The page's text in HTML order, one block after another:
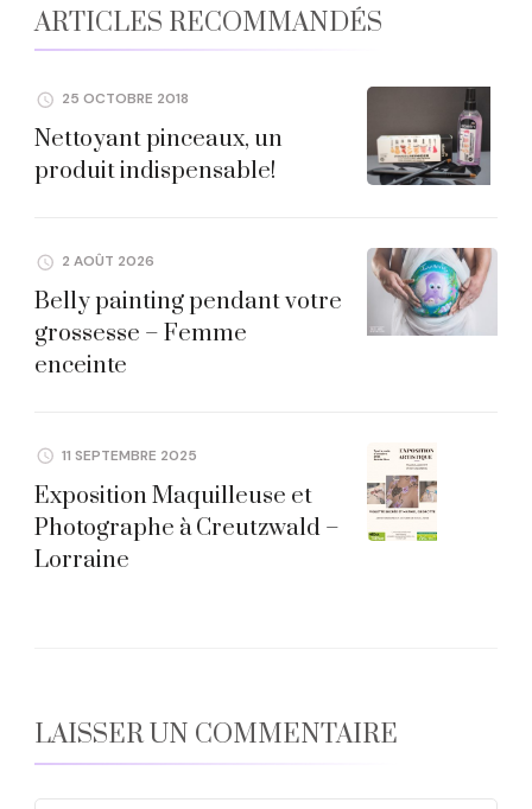
ARTICLES RECOMMANDÉS
25 OCTOBRE 2018
Nettoyant pinceaux, un
produit indispensable!
2 AOÛT 2026
Belly painting pendant votre
grossesse – Femme
enceinte
11 SEPTEMBRE 2025
Exposition Maquilleuse et
Photographe à Creutzwald –
Lorraine
LAISSER UN COMMENTAIRE